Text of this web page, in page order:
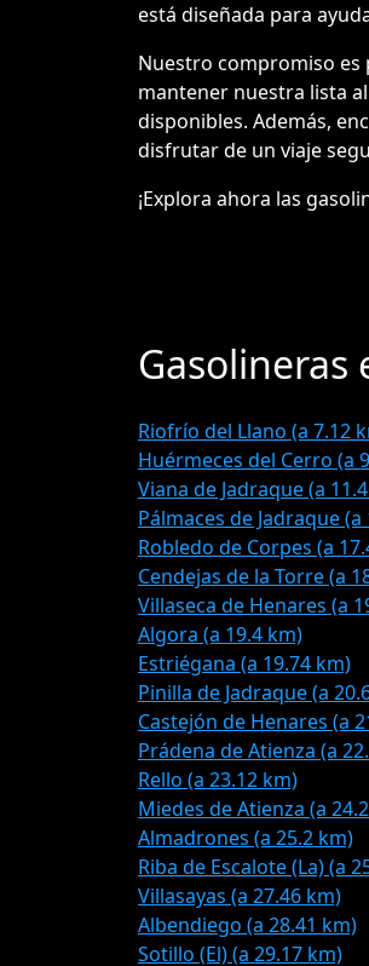
está diseñada para
Nuestro compromiso es
mantener nuestra lista
disponibles. Además,
disfrutar de un viaje
¡Explora ahora las
Gasolineras
Riofrío del Llano (a 7.12
Huérmeces del Cerro (a
Viana de Jadraque (a
Pálmaces de Jadraque (a
Robledo de Corpes (a
Cendejas de la Torre (a
Villaseca de Henares (a
Algora (a 19.4 km)
Estriégana (a 19.74 km)
Pinilla de Jadraque (a
Castejón de Henares (a
Prádena de Atienza (a
Rello (a 23.12 km)
Miedes de Atienza (a
Almadrones (a 25.2 km)
Riba de Escalote (La) (a
Villasayas (a 27.46 km)
Albendiego (a 28.41 km)
Sotillo (El) (a 29.17 km)